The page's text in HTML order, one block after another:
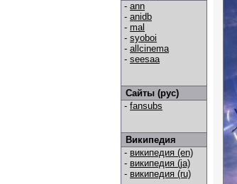
- ann
- anidb
- mal
- syoboi
- allcinema
- seesaa
Сайты (рус)
- fansubs
Википедия
- википедия (en)
- википедия (ja)
- википедия (ru)